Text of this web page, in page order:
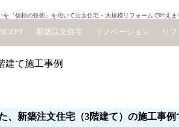
『信頼の技術』を用いて注文住宅・大規模リフォームで叶えま
新築注文住宅 リノベーション リ
建て施工事例
、新築注文住宅（3階建て）の施工事例